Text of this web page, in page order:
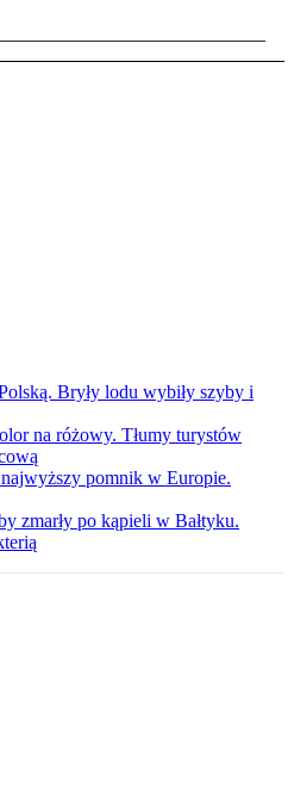
Bryły lodu wybiły szyby i
na różowy. Tłumy turystów
pomnik w Europie.
zmarły po kąpieli w Bałtyku.